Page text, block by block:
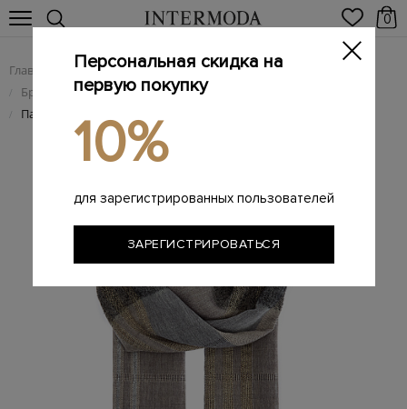
0
Главная Женщинам / Брендовые женские аксессуары
/ Брендовые женские шарфы
/ Палантин из смесовой шерсти в клетку с нитью ламе
Персональная скидка на
первую покупку
10%
для зарегистрированных пользователей
ЗАРЕГИСТРИРОВАТЬСЯ